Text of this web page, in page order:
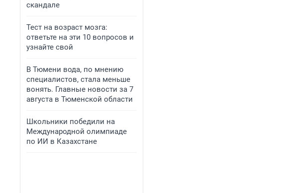
скандале
Тест на возраст мозга:
ответьте на эти 10 вопросов и
узнайте свой
В Тюмени вода, по мнению
специалистов, стала меньше
вонять. Главные новости за 7
августа в Тюменской области
Школьники победили на
Международной олимпиаде
по ИИ в Казахстане